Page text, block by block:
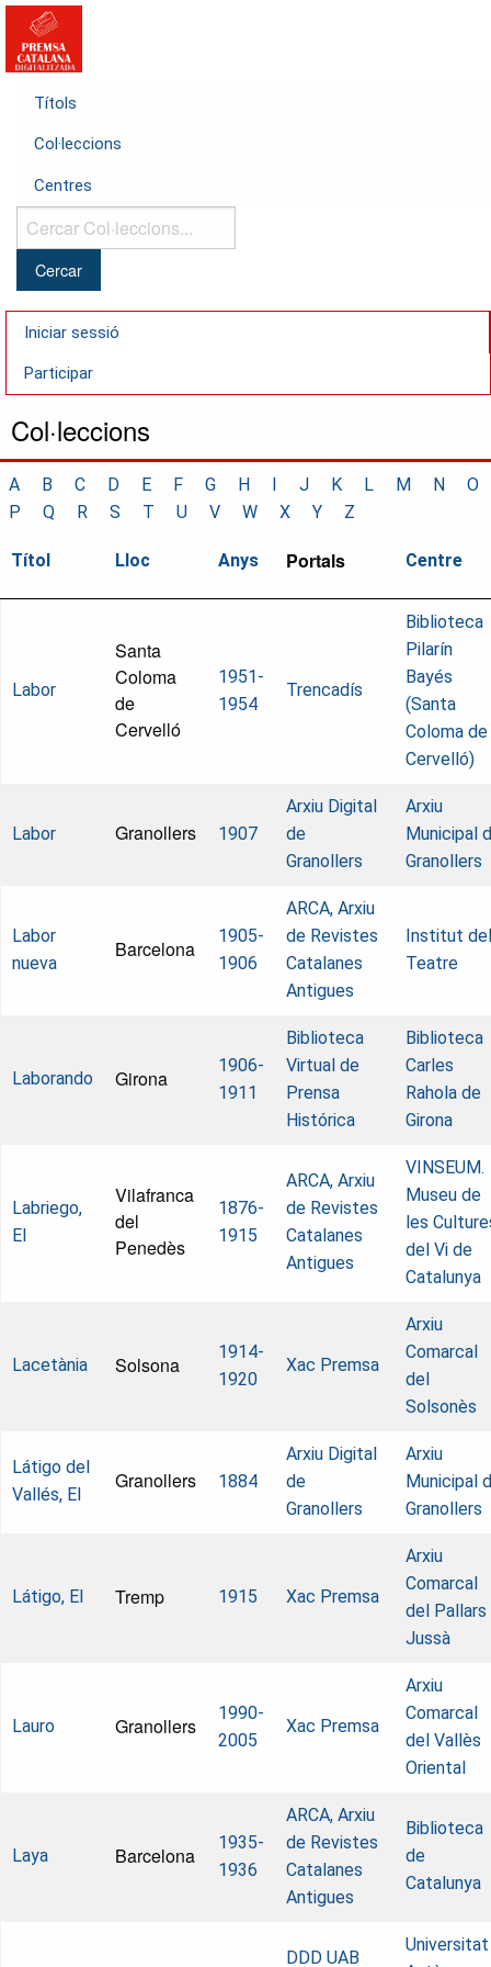
Títols
Col·leccions
Centres
Cercar
Col·leccions...
Iniciar sessió
Participar
Col·leccions
A B C D E F G H I J K L M N
O
P
Q R S T U V W X Y Z
Títol Lloc Anys Portals Centre
Labor
Santa
Coloma
de
Cervelló
1951-
1954
Trencadís
Biblioteca
Pilarín
Bayés
(Santa
Coloma de
Cervelló)
Labor Granollers 1907
Arxiu Digital
de
Granollers
Arxiu
Municipal
Granollers
Labor
nueva
Barcelona
1905-
1906
ARCA, Arxiu
de Revistes
Catalanes
Antigues
Institut del
Teatre
Laborando Girona
1906-
1911
Biblioteca
Virtual de
Prensa
Histórica
Biblioteca
Carles
Rahola de
Girona
Labriego,
El
Vilafranca
del
Penedès
1876-
1915
ARCA, Arxiu
de Revistes
Catalanes
Antigues
VINSEUM.
Museu de
les
del Vi de
Catalunya
Lacetània Solsona
1914-
1920
Xac Premsa
Arxiu
Comarcal
del
Solsonès
Látigo del
Vallés, El
Granollers 1884
Arxiu Digital
de
Granollers
Arxiu
Municipal
Granollers
Látigo, El Tremp 1915 Xac Premsa
Arxiu
Comarcal
del Pallars
Jussà
Lauro Granollers
1990-
2005
Xac Premsa
Arxiu
Comarcal
del Vallès
Oriental
Laya Barcelona
1935-
1936
ARCA, Arxiu
de Revistes
Catalanes
Antigues
Biblioteca
de
Catalunya
DDD UAB
Universitat